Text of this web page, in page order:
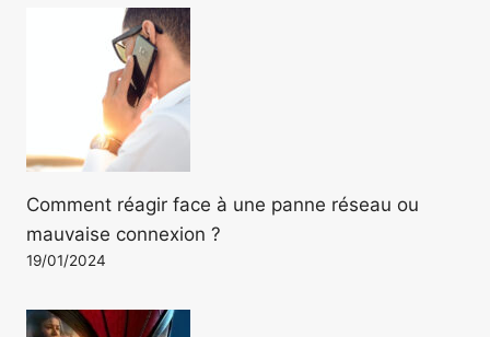
Comment réagir face à une panne réseau ou
mauvaise connexion ?
19/01/2024